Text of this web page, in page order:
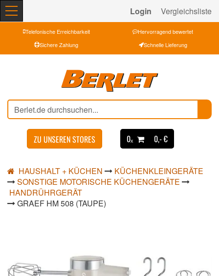
Login Vergleichsliste
Telefonische Erreichbarkeit
Hervorragend bewertet
Sichere Zahlung
Schnelle Lieferung
ZU UNSEREN STORES 0ₓ 0,- €
HAUSHALT + KÜCHEN
KÜCHENKLEINGERÄTE
SONSTIGE MOTORISCHE KÜCHENGERÄTE
HANDRÜHRGERÄT
GRAEF HM 508 (TAUPE)